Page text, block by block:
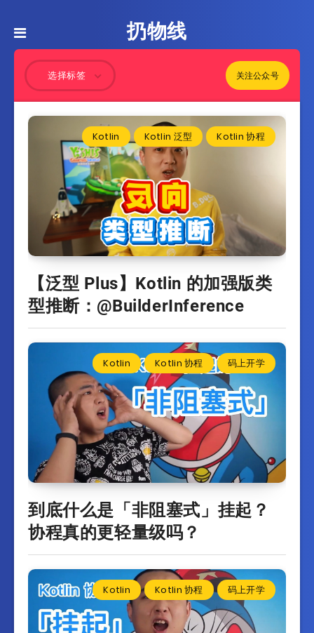
扔物线
选择标签 关注公众号
Kotlin Kotlin 泛型 Kotlin 协程
【泛型 Plus】Kotlin 的加强版类
型推断：@BuilderInference
Kotlin Kotlin 协程 码上开学
到底什么是「非阻塞式」挂起？
协程真的更轻量级吗？
Kotlin Kotlin 协程 码上开学